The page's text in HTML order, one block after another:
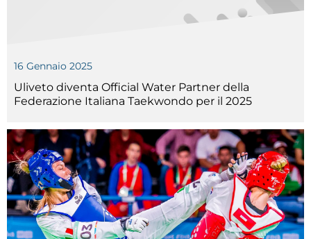
Videogallery
Cookie policy
Cerca
Feed
Dove siamo
16 Gennaio 2025
Uliveto diventa Official Water Partner della
Federazione Italiana Taekwondo per il 2025